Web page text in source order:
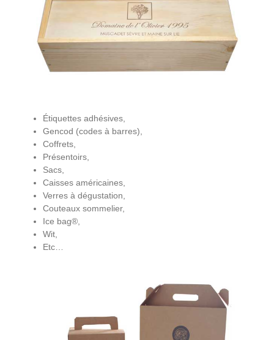
Étiquettes adhésives,
Gencod (codes à barres),
Coffrets,
Présentoirs,
Sacs,
Caisses américaines,
Verres à dégustation,
Couteaux sommelier,
Ice bag®,
Wit,
Etc…